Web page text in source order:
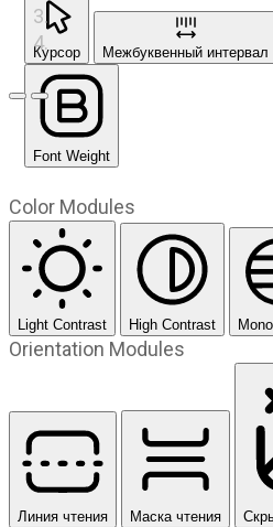
Предыдущий слайд
Следующий слайд
Курсор Межбуквенный интервал
Font Weight
Color Modules
Light Contrast High Contrast
Orientation Modules
Линия чтения Маска чтения